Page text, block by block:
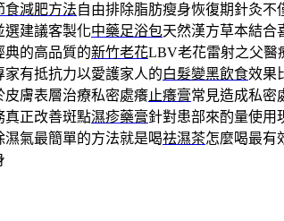
食減肥方法自由排除脂肪瘦身恢復期針灸不
選建議客製化中藥足浴包天然漢方草本結合
典的高品質的新竹老花LBV老花雷射之父醫
有抵抗力以愛護家人的白髮變黑飲食效果
皮膚表層治療私密處癢止癢膏常見造成私密
真正改善斑點濕疹藥膏針對患部來酌量使用
氣最簡單的方法就是喝祛濕茶怎麼喝最有